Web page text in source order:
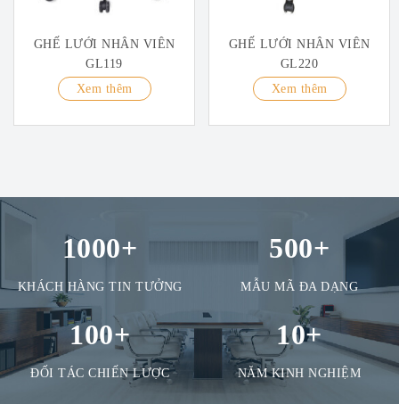
GHẾ LƯỚI NHÂN VIÊN
GL119
Xem thêm
GHẾ LƯỚI NHÂN VIÊN
GL220
Xem thêm
1000+
KHÁCH HÀNG TIN TƯỞNG
500+
MẪU MÃ ĐA DẠNG
100+
ĐỐI TÁC CHIẾN LƯỢC
10+
NĂM KINH NGHIỆM